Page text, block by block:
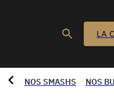
LA
NOS SMASHS NOS